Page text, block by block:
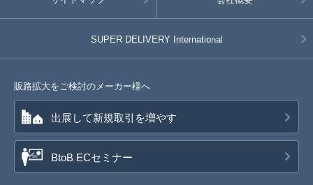
SUPER DELIVERY International
販路拡大をご検討のメーカー様へ
出展して新規取引を増やす
BtoB ECセミナー